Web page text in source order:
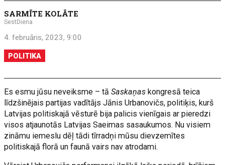
SARMĪTE KOLĀTE
SestDiena
4. februāris, 2023, 9:00
POLITIKA
Es esmu jūsu neveiksme – tāSaskaņaskongresā teica
līdzšinējais partijas vadītājs Jānis Urbanovičs, politiķis, kurš
Latvijas politiskajā vēsturē bija palicis vienīgais ar pieredzi
visos atjaunotās Latvijas Saeimas sasaukumos. Nu visiem
zināmu iemeslu dēļ tādi tīrradņi mūsu dievzemītes
politiskajā florā un faunā vairs nav atrodami.